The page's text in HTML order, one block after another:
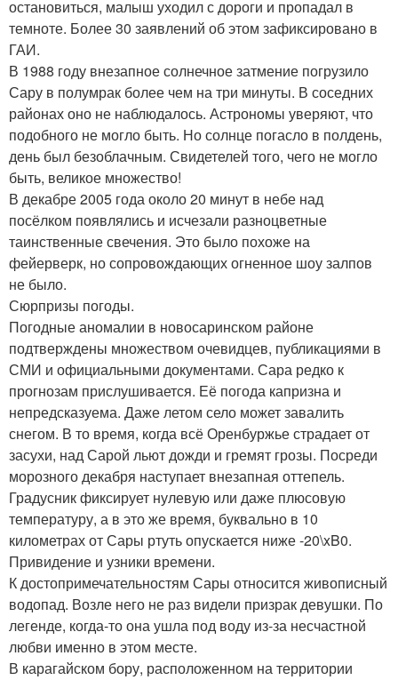
остановиться, малыш уходил с дороги и пропадал в
темноте. Более 30 заявлений об этом зафиксировано в
ГАИ.
В 1988 году внезапное солнечное затмение погрузило
Сару в полумрак более чем на три минуты. В соседних
районах оно не наблюдалось. Астрономы уверяют, что
подобного не могло быть. Но солнце погасло в полдень,
день был безоблачным. Свидетелей того, чего не могло
быть, великое множество!
В декабре 2005 года около 20 минут в небе над
посёлком появлялись и исчезали разноцветные
таинственные свечения. Это было похоже на
фейерверк, но сопровождающих огненное шоу залпов
не было.
Сюрпризы погоды.
Погодные аномалии в новосаринском районе
подтверждены множеством очевидцев, публикациями в
СМИ и официальными документами. Сара редко к
прогнозам прислушивается. Её погода капризна и
непредсказуема. Даже летом село может завалить
снегом. В то время, когда всё Оренбуржье страдает от
засухи, над Сарой льют дожди и гремят грозы. Посреди
морозного декабря наступает внезапная оттепель.
Градусник фиксирует нулевую или даже плюсовую
температуру, а в это же время, буквально в 10
километрах от Сары ртуть опускается ниже -20\xB0.
Привидение и узники времени.
К достопримечательностям Сары относится живописный
водопад. Возле него не раз видели призрак девушки. По
легенде, когда-то она ушла под воду из-за несчастной
любви именно в этом месте.
В карагайском бору, расположенном на территории